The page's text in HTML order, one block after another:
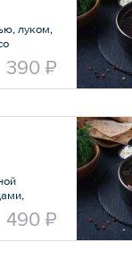
луком,
390 ₽
с
490 ₽